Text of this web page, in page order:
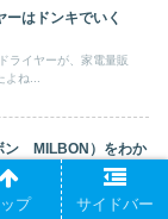
はドンキでいく
ライヤーが、家電量販
ね...
ン MILBON）をわか
ミ
です。 父、母、兄弟3人
ップ サイドバー